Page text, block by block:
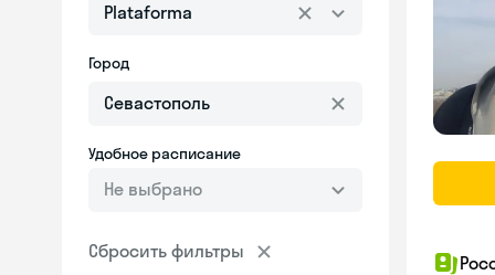
Plataforma
Город
Удобное расписание
Не выбрано
Сбросить фильтры